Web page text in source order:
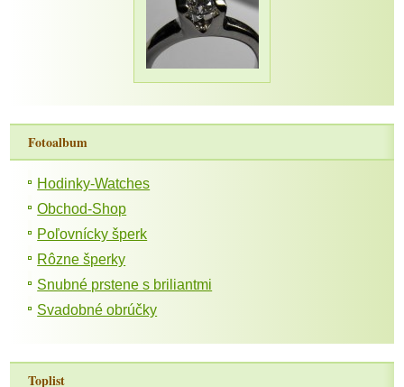
Fotoalbum
Hodinky-Watches
Obchod-Shop
Poľovnícky šperk
Rôzne šperky
Snubné prstene s briliantmi
Svadobné obrúčky
Toplist